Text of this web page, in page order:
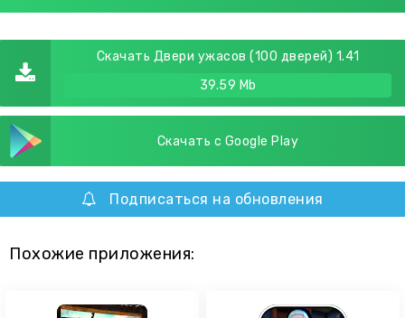
Скачать Двери ужасов (100 дверей) 1.41
39.59 Mb
Скачать с Google Play
Подписаться на обновления
Похожие приложения: